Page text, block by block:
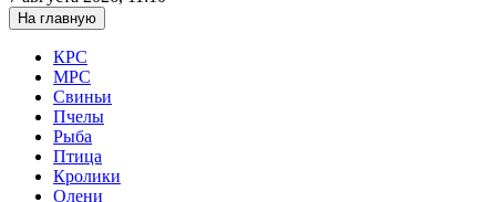
На главную
КРС
МРС
Свиньи
Пчелы
Рыба
Птица
Кролики
Олени